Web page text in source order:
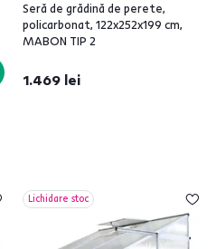
Seră de grădină de perete,
policarbonat, 122x252x199 cm,
MABON TIP 2
1.469 lei
Lichidare stoc